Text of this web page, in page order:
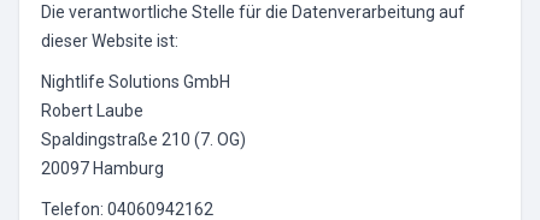
Die verantwortliche Stelle für die Datenverarbeitung auf
dieser Website ist:
Nightlife Solutions GmbH
Robert Laube
Spaldingstraße 210 (7. OG)
20097 Hamburg
Telefon: 04060942162